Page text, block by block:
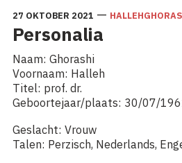
27 OKTOBER 2021 —
Personalia
Naam: Ghorashi
Voornaam: Halleh
Titel: prof. dr.
Geboortejaar/plaats: 30/07/
Geslacht: Vrouw
Talen: Perzisch, Nederlands,